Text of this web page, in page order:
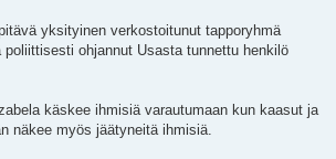
yksityinen verkostoitunut tapporyhmä
ohjannut Usasta tunnettu henkilö
käskee ihmisiä varautumaan kun kaasut ja
näkee myös jäätyneitä ihmisiä.